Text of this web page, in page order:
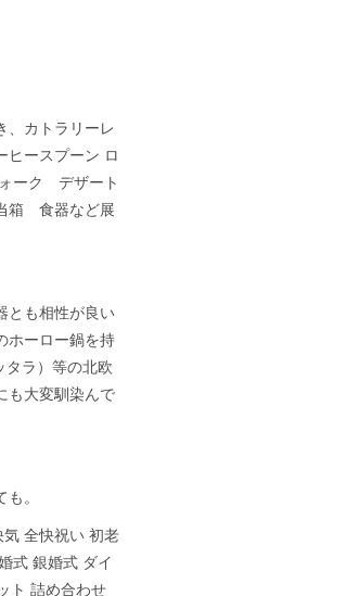
、カトラリーレ
ースプーン ロ
ーク デザート
箱 食器など展
とも相性が良い
ホーロー鍋を持
ラ）等の北欧
も大変馴染んで
。
全快祝い 初老
式 銀婚式 ダイ
ト 詰め合わせ